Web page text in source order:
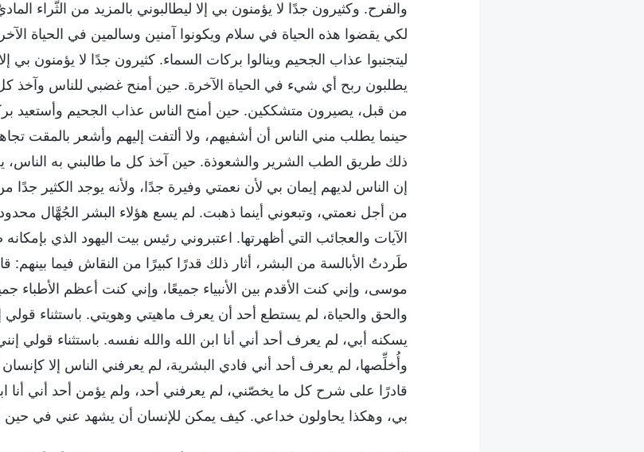
والفرح. وكثيرون جدًا لا يؤمنون بي إلا ليطالبوني بالمزيد من الثّراء
لكي يقضوا هذه الحياة في سلام ويكونوا آمنين وسالمين في الحياة
ليتجنبوا عذاب الجحيم وينالوا بركات السماء. كثيرون جدًا لا يؤمنون بي
يطلبون ربح أي شيء في الحياة الآخرة. حين أمنح غضبي للناس وآخذ كل
من قبل، يصيرون متشككين. حين أمنح الناس عذاب الجحيم وأستعيد
حينما يطلب مني الناس أن أشفيهم، ولا ألتفت إليهم وأشعر بالمقت
ذلك طريق الطب الشرير والشعوذة. حين آخذ كل ما طالبني به الناس،
إن الناس لديهم إيمان بي لأن نعمتي وفيرة جدًا، ولأنه يوجد الكثير جدًا
من أجل نعمتي، وتبعوني أينما ذهبت. لم يسع هؤلاء البشر الجُهَّال محدودو
الآيات والعجائب التي أظهرتها. اعتبروني رئيس بيت اليهود الذي
طَردتُ الأبالسة من البشر، أثار ذلك قدرًا كبيرًا من النقاش فيما بينهم:
موسى، وإني كنت الأقدم بين الأنبياء جميعًا، وإني كنت أعظم الأطباء
والحق والحياة، لم يستطع أحد أن يعرف ماهيتي وهويتي. باستثناء
يسكنه أبي، لم يعرف أحد أني أنا ابن الله والله نفسه. باستثناء قولي
وأُخلِّصها، لم يعرف أحد أني فادي البشرية، لم يعرفني الناس إلا
قادرًا على شرح كل ما يخصّني، لم يعرفني أحد، ولم يؤمن أحد أني أنا
بي، وهكذا يحاولون خداعي. كيف يمكن للإنسان أن يشهد عني في حين